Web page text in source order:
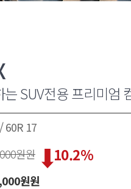
SUV전용 프리미엄
60R 17
원원
원원
10.2%